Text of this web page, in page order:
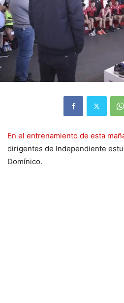
En el entrenamiento de esta
dirigentes de Independiente
Domínico.